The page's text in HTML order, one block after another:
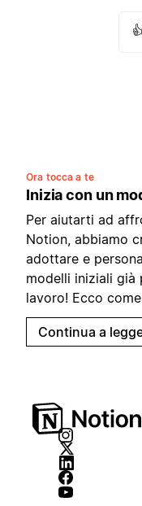
Ora tocca a te
Inizia con un
Per aiutarti ad
Notion, abbiamo
adottare e
modelli iniziali già
lavoro! Ecco
Continua a